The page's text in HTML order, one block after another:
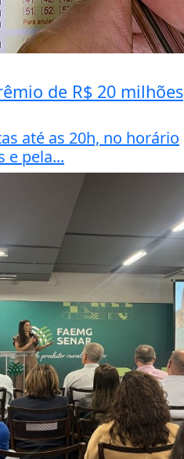
de R$ 20 milhões
até as 20h, no horário
e pela...